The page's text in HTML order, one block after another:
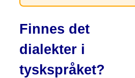
Finnes det
dialekter i
tyskspråket?